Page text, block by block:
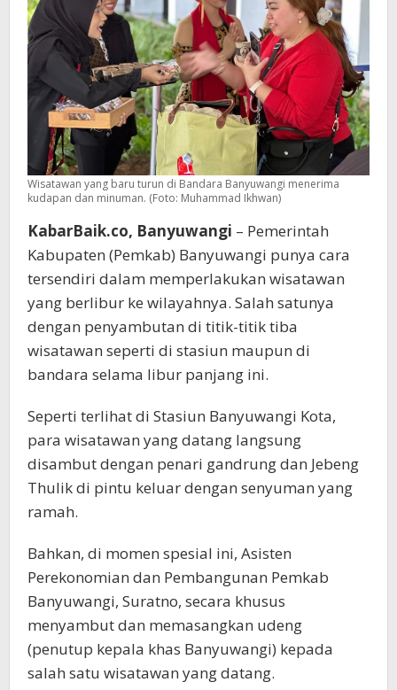
Wisatawan yang baru turun di Bandara Banyuwangi menerima
kudapan dan minuman. (Foto: Muhammad Ikhwan)
KabarBaik.co, Banyuwangi – Pemerintah
Kabupaten (Pemkab) Banyuwangi punya cara
tersendiri dalam memperlakukan wisatawan
yang berlibur ke wilayahnya. Salah satunya
dengan penyambutan di titik-titik tiba
wisatawan seperti di stasiun maupun di
bandara selama libur panjang ini.
Seperti terlihat di Stasiun Banyuwangi Kota,
para wisatawan yang datang langsung
disambut dengan penari gandrung dan Jebeng
Thulik di pintu keluar dengan senyuman yang
ramah.
Bahkan, di momen spesial ini, Asisten
Perekonomian dan Pembangunan Pemkab
Banyuwangi, Suratno, secara khusus
menyambut dan memasangkan udeng
(penutup kepala khas Banyuwangi) kepada
salah satu wisatawan yang datang.